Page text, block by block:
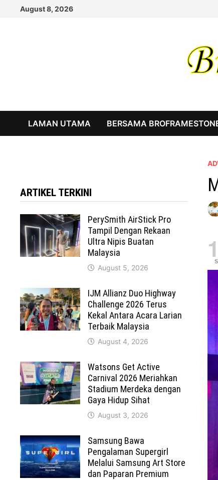
August 8, 2026
LAMAN UTAMA BERSAMA
ARTIKEL TERKINI
PerySmith AirStick Pro
Tampil Dengan Rekaan
Ultra Nipis Buatan
Malaysia
August 5, 2026
IJM Allianz Duo Highway
Challenge 2026 Terus
Kekal Antara Acara Larian
Terbaik Malaysia
August 4, 2026
Watsons Get Active
Carnival 2026 Meriahkan
Stadium Merdeka dengan
Gaya Hidup Sihat
August 3, 2026
Samsung Bawa
Pengalaman Supergirl
Melalui Samsung Art Store
dan Paparan Premium